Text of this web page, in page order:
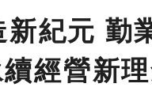
紀元 勤
經營新